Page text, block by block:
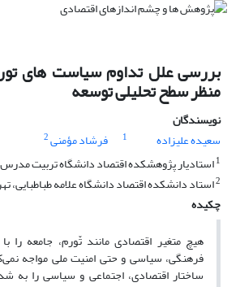
بررسی علل تداوم سیاست های
منظر سطح تحلیلی توسعه
نویسندگان
سعیده علیزاده
1 فرشاد مؤمنی2
1استادیار پژوهشکده اقتصاد دانشگاه تربیت مدرس
2استاد دانشکده اقتصاد دانشگاه علامه طباطبایی،
چکیده
هیچ متغیر اقتصادی مانند تّورم، جامعه را
فرهنگی، سیاسی و حتی امنیت ملی مواجه
ساختار اقتصادی، اجتماعی و سیاسی را